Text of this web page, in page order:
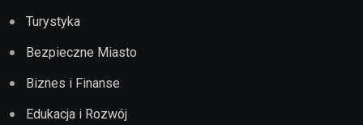
Turystyka
Bezpieczne Miasto
Biznes i Finanse
Edukacja i Rozwój